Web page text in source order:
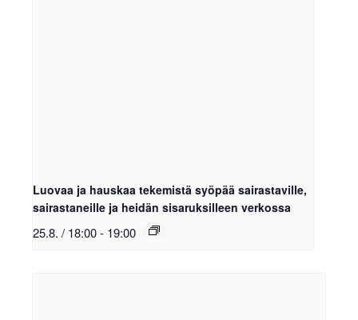
Luovaa ja hauskaa tekemistä syöpää sairastaville,
sairastaneille ja heidän sisaruksilleen verkossa
25.8. / 18:00- 19:00